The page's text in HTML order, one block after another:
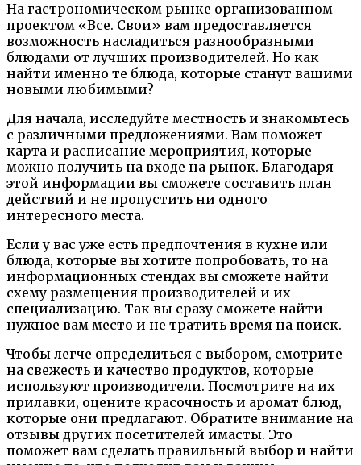
На гастрономическом рынке организованном
проектом «Все. Свои» вам предоставляется
возможность насладиться разнообразными
блюдами от лучших производителей. Но как
найти именно те блюда, которые станут вашими
новыми любимыми?
Для начала, исследуйте местность и знакомьтесь
с различными предложениями. Вам поможет
карта и расписание мероприятия, которые
можно получить на входе на рынок. Благодаря
этой информации вы сможете составить план
действий и не пропустить ни одного
интересного места.
Если у вас уже есть предпочтения в кухне или
блюда, которые вы хотите попробовать, то на
информационных стендах вы сможете найти
схему размещения производителей и их
специализацию. Так вы сразу сможете найти
нужное вам место и не тратить время на поиск.
Чтобы легче определиться с выбором, смотрите
на свежесть и качество продуктов, которые
используют производители. Посмотрите на их
прилавки, оцените красочность и аромат блюд,
которые они предлагают. Обратите внимание на
отзывы других посетителей имасты. Это
поможет вам сделать правильный выбор и найти